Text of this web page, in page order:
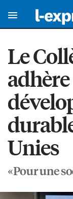
Le
Unies
«Pour une